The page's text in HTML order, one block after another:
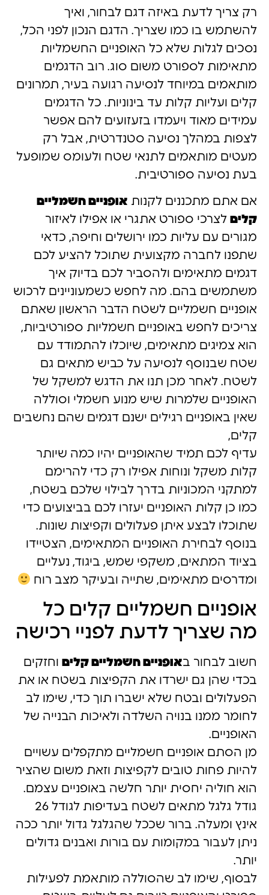
רק צריך לדעת באיזה דגם לבחור, ואיך
להשתמש בו כמו שצריך. הדגם הנכון לפני הכל,
נסכים לגלות שלא כל האופניים החשמליות
מתאימות לספורט משום סוג. רוב הדגמים
מותאמים במיוחד לנסיעה רגועה בעיר, תמרונים
קלים ועליות קלות עד בינוניות. כל הדגמים
עמידים מאוד ויעמדו בזעזועים להם אפשר
לצפות במהלך נסיעה סטנדרטית, אבל רק
מעטים מותאמים לתנאי שטח ולעומס שמופעל
בעת נסיעה ספורטיבית.
אם אתם מתכננים לקנות אופניים חשמליים
קלים לצרכי ספורט אתגרי או אפילו לאיזור
מגורים עם עליות כמו ירושלים וחיפה, כדאי
שתפנו לחברה מקצועית שתוכל להציע לכם
דגמים מתאימים ולהסביר לכם בדיוק איך
משתמשים בהם. מה לחפש כשמעוניינים לרכוש
אופניים חשמליים לשטח הדבר הראשון שאתם
צריכים לחפש באופניים חשמליות ספורטיביות,
הוא צמיגים מתאימים, שיוכלו להתמודד עם
שטח שבנוסף לנסיעה על כביש מתאים גם
לשטח. לאחר מכן תנו את הדגש למשקל של
האופניים שלמרות שיש מנוע חשמלי וסוללה
שאין באופניים רגילים ישנם דגמים שהם נחשבים
קלים,
עדיף לכם תמיד שהאופניים יהיו כמה שיותר
קלות משקל ונוחות אפילו רק כדי להרימם
למתקני המכוניות בדרך לבילוי שלכם בשטח,
כמו כן קלות האופניים יעזרו לכם בביצועים כדי
שתוכלו לבצע איתן פעלולים וקפיצות שונות.
בנוסף לבחירת האופניים המתאימים, הצטיידו
בציוד המתאים, משקפי שמש, ביגוד, נעליים
ומדרסים מתאימים, שתייה ובעיקר מצב רוח
אופניים חשמליים קלים כל
מה שצריך לדעת לפניי רכישה
חשוב לבחור באופניים חשמליים קלים וחזקים
בכדי שהן גם ישרדו את הקפיצות בשטח או את
הפעלולים ובטח שלא ישברו תוך כדי, שימו לב
לחומר ממנו בנויה השלדה ולאיכות הבנייה של
האופניים.
מן הסתם אופניים חשמליים מתקפלים עשויים
להיות פחות טובים לקפיצות וזאת משום שהציר
הוא חוליה יחסית יותר חלשה באופניים עצמם.
גודל גלגל מתאים לשטח בעדיפות לגודל 26
אינץ ומעלה. ברור שככל שהגלגל גדול יותר ככה
ניתן לעבור במקומות עם בורות ואבנים גדולים
יותר.
לבסוף, שימו לב שהסוללה מותאמת לפעילות